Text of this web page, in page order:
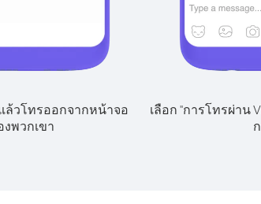
ล้วโทรออกจากหน้าจอ
พวกเขา
เลือก "การโทรผ่าน